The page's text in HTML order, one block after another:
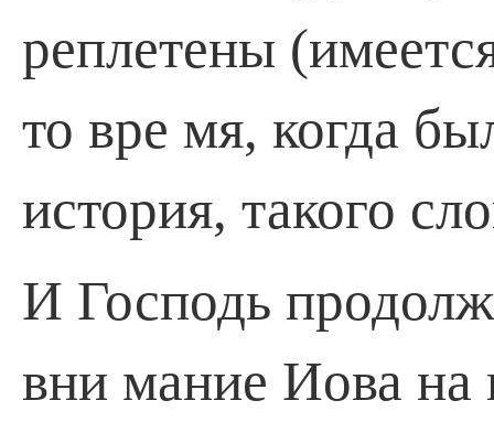
реплетены
то вре­ мя, когда
история, такого
И Господь
вни­ мание Иова на